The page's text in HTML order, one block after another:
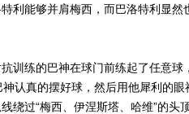
利能够并肩梅西，而巴洛特利显然
练的巴神在球门前练起了任意球
神认真的摆好球，然后用他犀利的眼
绕过“梅西、伊涅斯塔、哈维”的头